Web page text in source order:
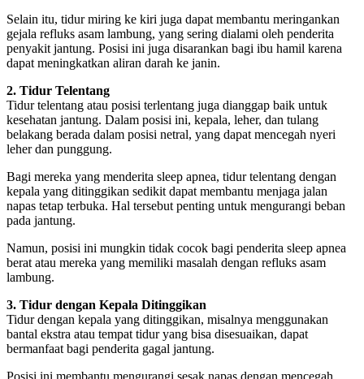
Selain itu, tidur miring ke kiri juga dapat membantu meringankan
gejala refluks asam lambung, yang sering dialami oleh penderita
penyakit jantung. Posisi ini juga disarankan bagi ibu hamil karena
dapat meningkatkan aliran darah ke janin.
2. Tidur Telentang
Tidur telentang atau posisi terlentang juga dianggap baik untuk
kesehatan jantung. Dalam posisi ini, kepala, leher, dan tulang
belakang berada dalam posisi netral, yang dapat mencegah nyeri
leher dan punggung.
Bagi mereka yang menderita sleep apnea, tidur telentang dengan
kepala yang ditinggikan sedikit dapat membantu menjaga jalan
napas tetap terbuka. Hal tersebut penting untuk mengurangi beban
pada jantung.
Namun, posisi ini mungkin tidak cocok bagi penderita sleep apnea
berat atau mereka yang memiliki masalah dengan refluks asam
lambung.
3. Tidur dengan Kepala Ditinggikan
Tidur dengan kepala yang ditinggikan, misalnya menggunakan
bantal ekstra atau tempat tidur yang bisa disesuaikan, dapat
bermanfaat bagi penderita gagal jantung.